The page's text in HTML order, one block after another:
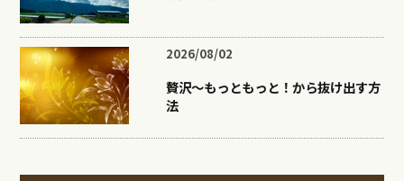
2026/08/02
贅沢〜もっともっと！から抜け出す方
法